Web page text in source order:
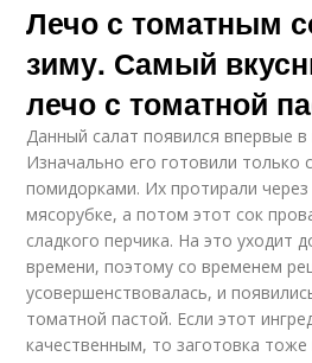
Лечо с томатным
зиму. Самый
лечо с томатной
Данный салат появился впервые в
Изначально его готовили только
помидорками. Их протирали через
мясорубке, а потом этот сок
сладкого перчика. На это уходит
времени, поэтому со временем
усовершенствовалась, и
томатной пастой. Если этот
качественным, то заготовка тоже